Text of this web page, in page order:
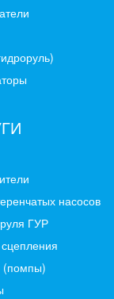
насосов
ГУР
(помпы)